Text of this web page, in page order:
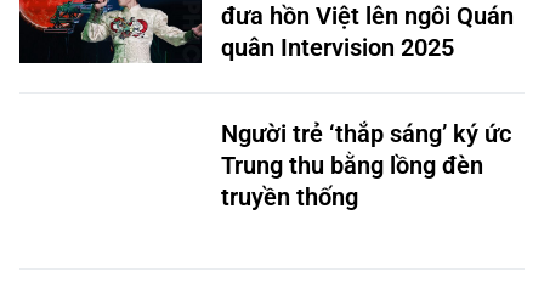
đưa hồn Việt lên ngôi Quán
quân Intervision 2025
Người trẻ ‘thắp sáng’ ký ức
Trung thu bằng lồng đèn
truyền thống